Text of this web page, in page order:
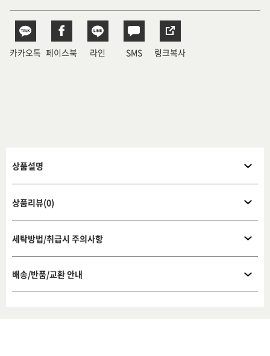
카카오톡 페이스북 라인 SMS 링크복사
상품설명
상품리뷰(0)
세탁방법/취급시 주의사항
배송/반품/교환 안내